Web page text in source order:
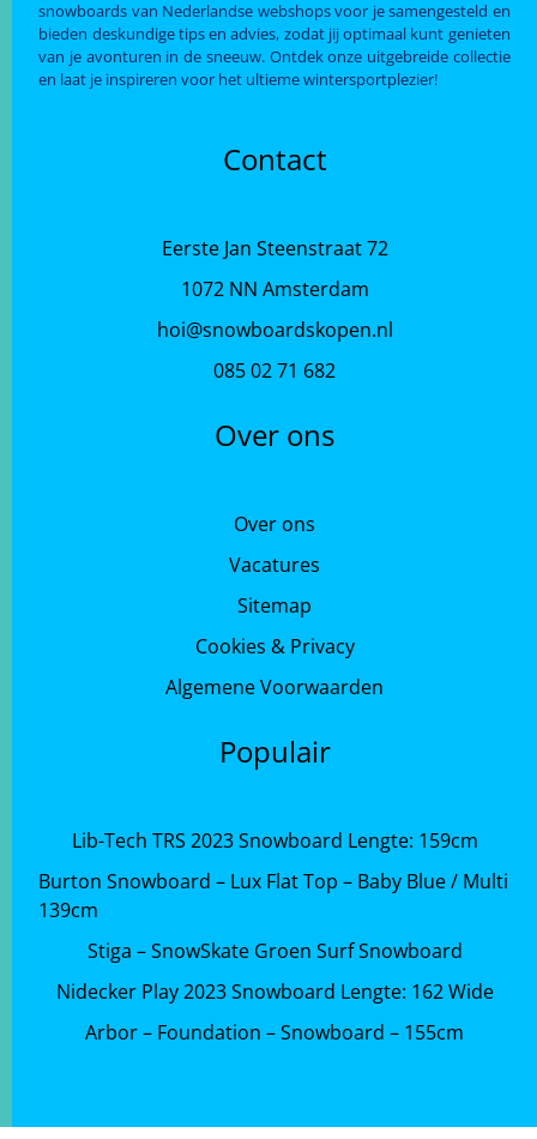
snowboards van Nederlandse webshops voor je samengesteld en
bieden deskundige tips en advies, zodat jij optimaal kunt genieten
van je avonturen in de sneeuw. Ontdek onze uitgebreide collectie
en laat je inspireren voor het ultieme wintersportplezier!
Contact
Eerste Jan Steenstraat 72
1072 NN Amsterdam
hoi@snowboardskopen.nl
085 02 71 682
Over ons
Over ons
Vacatures
Sitemap
Cookies & Privacy
Algemene Voorwaarden
Populair
Lib-Tech TRS 2023 Snowboard Lengte: 159cm
Burton Snowboard – Lux Flat Top – Baby Blue / Multi
139cm
Stiga – SnowSkate Groen Surf Snowboard
Nidecker Play 2023 Snowboard Lengte: 162 Wide
Arbor – Foundation – Snowboard – 155cm